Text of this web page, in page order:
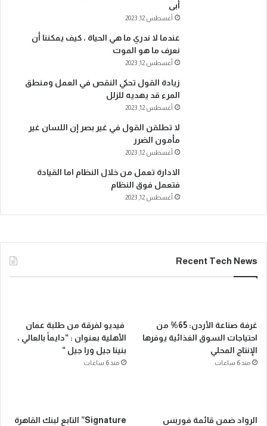
أبى
أغسطس 12, 2023
عندما لا ندري ما هي الحياة ، كيف يمكننا أن
نعرف ما هو الموت
أغسطس 12, 2023
زيادة القول تحكي النقص في العمل ومنطق
المرء قد يهديه للزلل
أغسطس 12, 2023
لا تطلقن القول في غير بصر إن اللسان غير
مأمون الضرر
أغسطس 12, 2023
الادارة تعمل من خلال النظام اما القيادة
فتعمل فوق النظام
أغسطس 12, 2023
Recent Tech News
غرفة صناعة الأردن: 65% من
احتياجات السوق الغذائية يوفرها
الإنتاج المحلي
منذ 6 ساعات
فيديو لفرقة من طلبة عمان
الأهلية بعنوان : “دايماً بالعالي ،
بنينا جيل ورا جيل “
منذ 6 ساعات
الرواد ضمن قائمة فوربس
Signature” التابع لبنك القاهرة